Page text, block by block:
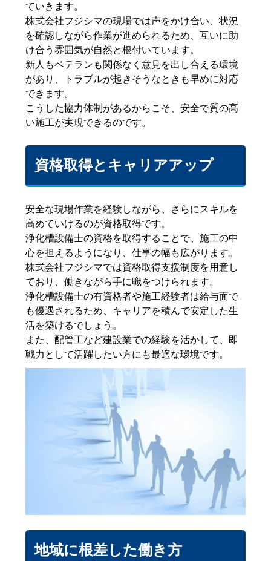
ていきます。
株式会社フジシマの現場では声をかけ合い、状況
を確認しながら作業が進められるため、互いに助
け合う雰囲気が自然と根付いています。
新人もベテランも関係なく意見を出し合える環境
があり、トラブルが起きそうなときも早めに対応
できます。
こうした協力体制があるからこそ、安全で質の高
い施工が実現できるのです。
資格取得とキャリアアップ
安全な現場作業を経験しながら、さらにスキルを
高めていけるのが資格取得です。
浄化槽設備士の資格を取得することで、施工の中
心を担えるようになり、仕事の幅も広がります。
株式会社フジシマでは資格取得支援制度を用意し
ており、働きながら手に職をつけられます。
浄化槽設備士の有資格者や施工経験者は給与面で
も優遇されるため、キャリアを積んで安定した生
活を築けるでしょう。
また、配管工など建設業での経験を活かして、即
戦力として活躍したい方にも最適な環境です。
地域に根差した働き方